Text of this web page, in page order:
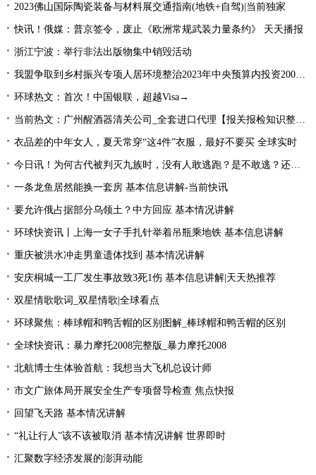
2023佛山国际陶瓷装备与材料展交通指南(地铁+自驾)|当前独家
快讯！俄媒：普京签令，废止《欧洲常规武装力量条约》 天天播报
浙江宁波：举行非法出版物集中销毁活动
我盟争取到乡村振兴专项人居环境整治2023年中央预算内投资2000万元
环球热文：首次！中国银联，超越Visa→
当前热文：广州醒酒器清关公司_全套进口代理【报关报检知识整理】
衣品差的中年女人，夏天常穿“这4件”衣服，最好不要买 全球实时
今日讯！为何古代被判灭九族时，没有人敢逃跑？是不敢逃？还是不能逃
一条龙鱼居然能换一套房 基本信息讲解-当前快讯
要允许俄占据部分乌领土？中方回应 基本情况讲解
环球快资讯丨上海一女子手扎针举着吊瓶乘地铁 基本信息讲解
重庆被洪水冲走男童遗体找到 基本情况讲解
安庆桐城一工厂发生事故致3死1伤 基本信息讲解|天天热推荐
双星情歌歌词_双星情歌|全球看点
环球聚焦：棒球帽和鸭舌帽的区别图解_棒球帽和鸭舌帽的区别
全球快资讯：暴力摩托2008完整版_暴力摩托2008
北航博士生体验首航：我想当大飞机总设计师
市文广旅体局开展安全生产专项督导检查 焦点快报
回望飞天路 基本情况讲解
“礼让行人”该不该被取消 基本情况讲解 世界即时
汇聚数字经济发展的澎湃动能